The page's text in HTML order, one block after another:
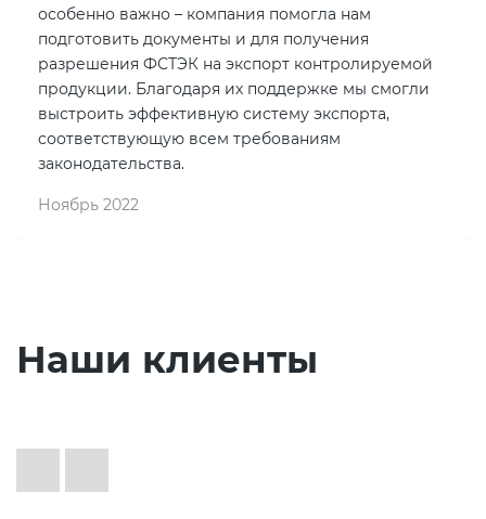
особенно важно – компания помогла нам
подготовить документы и для получения
разрешения ФСТЭК на экспорт контролируемой
продукции. Благодаря их поддержке мы смогли
выстроить эффективную систему экспорта,
соответствующую всем требованиям
законодательства.
Ноябрь 2022
Наши клиенты